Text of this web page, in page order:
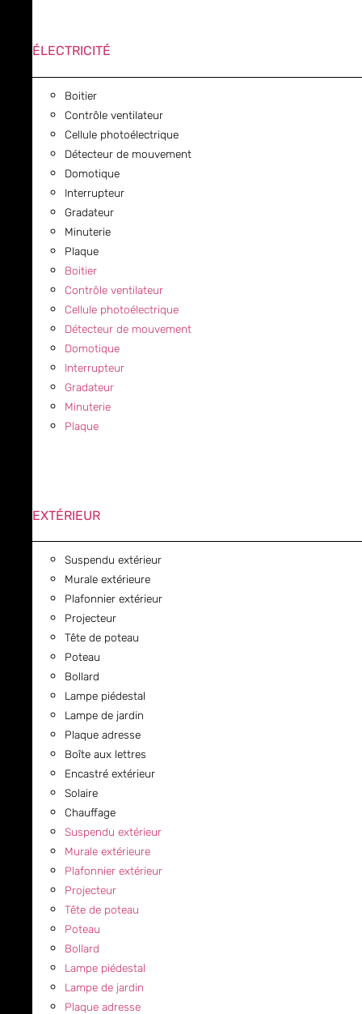
ÉLECTRICITÉ
Boitier
Contrôle ventilateur
Cellule photoélectrique
Détecteur de mouvement
Domotique
Interrupteur
Gradateur
Minuterie
Plaque
Boitier
Contrôle ventilateur
Cellule photoélectrique
Détecteur de mouvement
Domotique
Interrupteur
Gradateur
Minuterie
Plaque
EXTÉRIEUR
Suspendu extérieur
Murale extérieure
Plafonnier extérieur
Projecteur
Tête de poteau
Poteau
Bollard
Lampe piédestal
Lampe de jardin
Plaque adresse
Boîte aux lettres
Encastré extérieur
Solaire
Chauffage
Suspendu extérieur
Murale extérieure
Plafonnier extérieur
Projecteur
Tête de poteau
Poteau
Bollard
Lampe piédestal
Lampe de jardin
Plaque adresse